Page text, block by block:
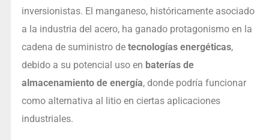
inversionistas. El manganeso, históricamente asociado
a la industria del acero, ha ganado protagonismo en la
cadena de suministro de tecnologías energéticas,
debido a su potencial uso en baterías de
almacenamiento de energía, donde podría funcionar
como alternativa al litio en ciertas aplicaciones
industriales.